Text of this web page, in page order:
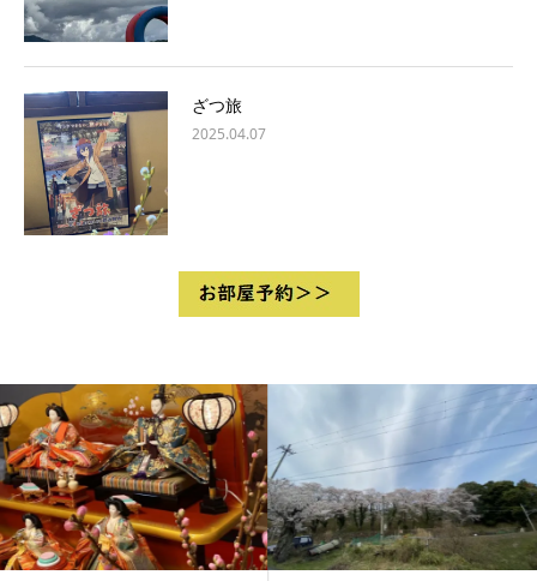
ざつ旅
2025.04.07